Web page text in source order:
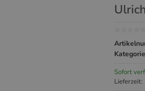
Sofort
Lieferzeit: